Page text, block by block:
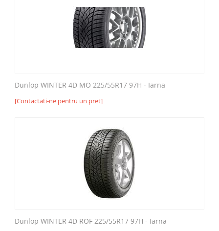
Dunlop WINTER 4D MO 225/55R17 97H - Iarna
[Contactati-ne pentru un pret]
Dunlop WINTER 4D ROF 225/55R17 97H - Iarna